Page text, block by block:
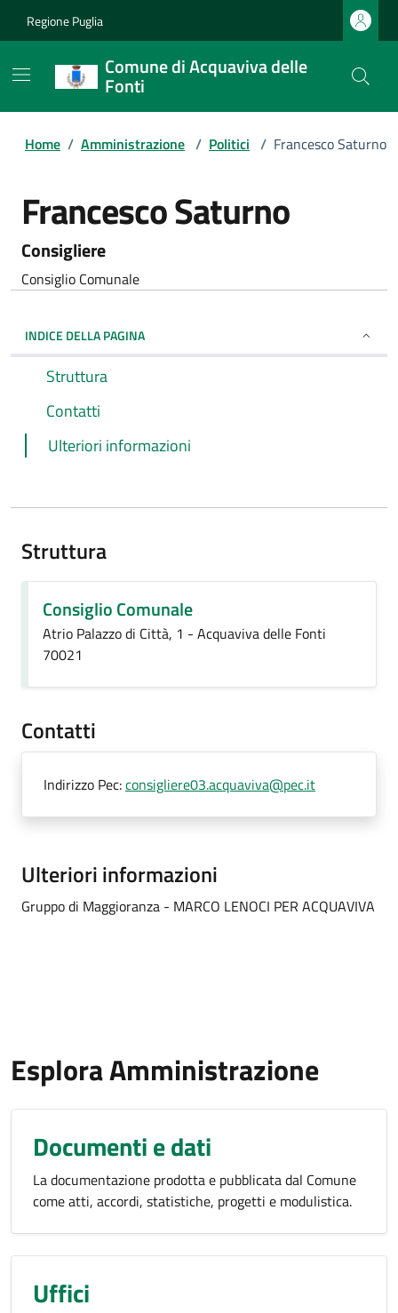
Regione Puglia
Comune di Acquaviva delle
Fonti
Home / Amministrazione / Politici / Francesco Saturno
Francesco Saturno
Consigliere
Consiglio Comunale
INDICE DELLA PAGINA
Struttura
Contatti
Ulteriori informazioni
Struttura
Consiglio Comunale
Atrio Palazzo di Città, 1 - Acquaviva delle Fonti
70021
Contatti
Indirizzo Pec:consigliere03.acquaviva@pec.it
Ulteriori informazioni
Gruppo di Maggioranza - MARCO LENOCI PER ACQUAVIVA
Esplora Amministrazione
Documenti e dati
La documentazione prodotta e pubblicata dal Comune
come atti, accordi, statistiche, progetti e modulistica.
Uffici